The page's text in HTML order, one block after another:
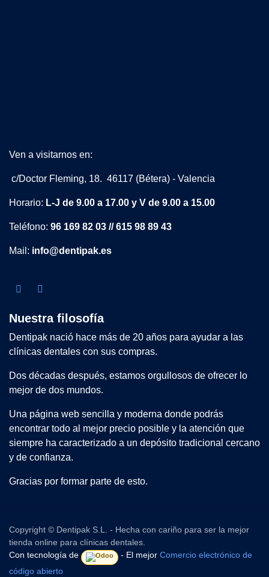
Ven a visitarnos en:
c/Doctor Fleming, 18. 46117 (Bétera) - Valencia
Horario: L-J de 9.00 a 17.00 y V de 9.00 a 15.00
Teléfono: 96 169 82 03 // 615 98 89 43
Mail: info@dentipak.es
Nuestra filosofía
Dentipak nació hace más de 20 años para ayudar a las
clínicas dentales con sus compras.
Dos décadas después, estamos orgullosos de ofrecer lo
mejor de dos mundos.
Una página web sencilla y moderna donde podrás
encontrar todo al mejor precio posible y la atención que
siempre ha caracterizado a un depósito tradicional cercano
y de confianza.
Gracias por formar parte de esto.
Copyright © Dentipak S.L. - Hecha con cariño para ser la mejor
tienda online para clínicas dentales.
Con tecnología de
- El mejor Comercio electrónico de
código abierto